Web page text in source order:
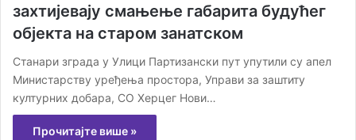
захтијевају смањење габарита будућег
објекта на старом занатском
Станари зграда у Улици Партизански пут упутили су апел
Министарству уређења простора, Управи за заштиту
културних добара, СО Херцег Нови…
Прочитајте више »